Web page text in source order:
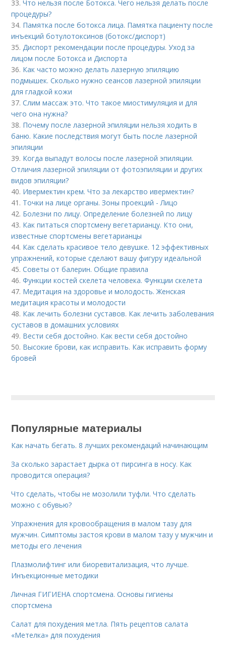
33.Что нельзя после Ботокса. Чего нельзя делать после
процедуры?
34. Памятка после ботокса лица. Памятка пациенту после
инъекций ботулотоксинов (ботокс/диспорт)
35.Диспорт рекомендации после процедуры. Уход за
лицом после Ботокса и Диспорта
36. Как часто можно делать лазерную эпиляцию
подмышек. Сколько нужно сеансов лазерной эпиляции
для гладкой кожи
37.Слим массаж это. Что такое миостимуляция и для
чего она нужна?
38. Почему после лазерной эпиляции нельзя ходить в
баню. Какие последствия могут быть после лазерной
эпиляции
39. Когда выпадут волосы после лазерной эпиляции.
Отличия лазерной эпиляции от фотоэпиляции и других
видов эпиляции?
40. Ивермектин крем. Что за лекарство ивермектин?
41. Точки на лице органы. Зоны проекций - Лицо
42. Болезни по лицу. Определение болезней по лицу
43. Как питаться спортсмену вегетарианцу. Кто они,
известные спортсмены вегетарианцы
44. Как сделать красивое тело девушке. 12 эффективных
упражнений, которые сделают вашу фигуру идеальной
45.Советы от балерин. Общие правила
46.Функции костей скелета человека. Функции скелета
47. Медитация на здоровье и молодость. Женская
медитация красоты и молодости
48. Как лечить болезни суставов. Как лечить заболевания
суставов в домашних условиях
49. Вести себя достойно. Как вести себя достойно
50. Высокие брови, как исправить. Как исправить форму
бровей
Популярные материалы
Как начать бегать. 8 лучших рекомендаций начинающим
За сколько зарастает дырка от пирсинга в носу. Как
проводится операция?
Что сделать, чтобы не мозолили туфли. Что сделать
можно с обувью?
Упражнения для кровообращения в малом тазу для
мужчин. Симптомы застоя крови в малом тазу у мужчин и
методы его лечения
Плазмолифтинг или биоревитализация, что лучше.
Инъекционные методики
Личная ГИГИЕНА спортсмена. Основы гигиены
спортсмена
Салат для похудения метла. Пять рецептов салата
«Метелка» для похудения